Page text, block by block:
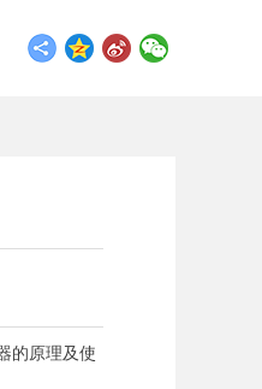
的原理及使